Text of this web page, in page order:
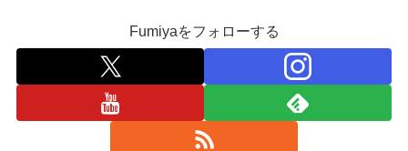
Fumiyaをフォローする